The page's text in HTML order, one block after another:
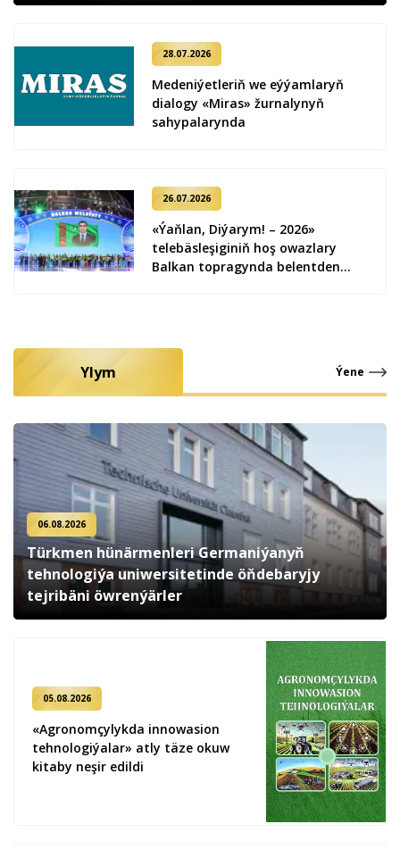
28.07.2026
Medeniýetleriň we eýýamlaryň
dialogy «Miras» žurnalynyň
sahypalarynda
26.07.2026
«Ýaňlan, Diýarym! – 2026»
telebäsleşiginiň hoş owazlary
Balkan topragynda belentden
Ylym Ýene
06.08.2026
Türkmen hünärmenleri Germaniýanyň
tehnologiýa uniwersitetinde öňdebaryjy
tejribäni öwrenýärler
05.08.2026
«Agronomçylykda innowasion
tehnologiýalar» atly täze okuw
kitaby neşir edildi